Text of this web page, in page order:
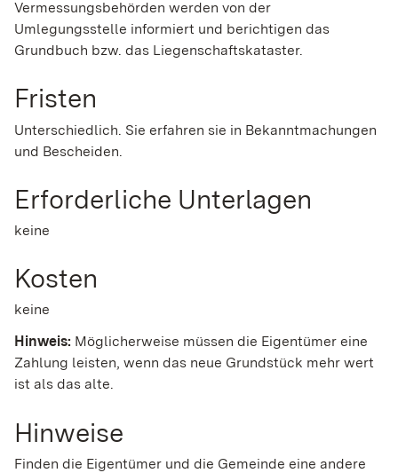
Vermessungsbehörden werden von der
Umlegungsstelle informiert und berichtigen das
Grundbuch bzw. das Liegenschaftskataster.
Fristen
Unterschiedlich. Sie erfahren sie in Bekanntmachungen
und Bescheiden.
Erforderliche Unterlagen
keine
Kosten
keine
Hinweis: Möglicherweise müssen die Eigentümer eine
Zahlung leisten, wenn das neue Grundstück mehr wert
ist als das alte.
Hinweise
Finden die Eigentümer und die Gemeinde eine andere